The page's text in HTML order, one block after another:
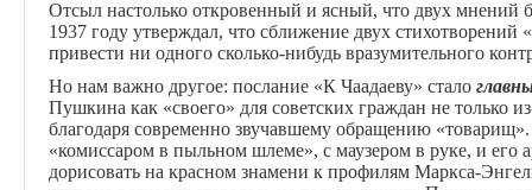
Отсыл настолько откровенный и ясный, что двух мнений
1937 году утверждал, что сближение двух стихотворений
привести ни одного сколько-нибудь вразумительного
Но нам важно другое: послание «К Чаадаеву» стало
Пушкина как «своего» для советских граждан не только
благодаря современно звучавшему обращению
«комиссаром в пыльном шлеме», с маузером в руке, и его
дорисовать на красном знамени к профилям Маркса-